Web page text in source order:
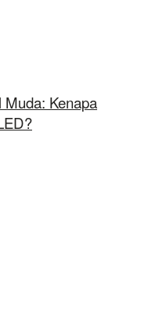
Kenapa